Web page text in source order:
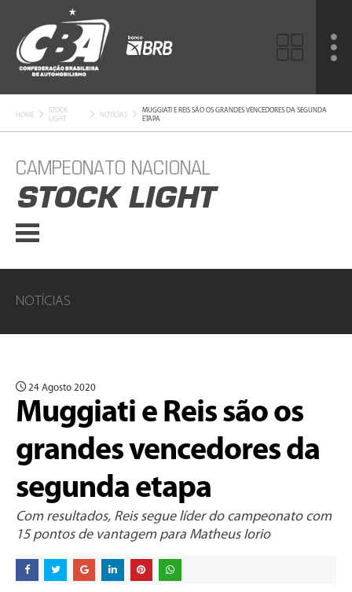
HOME
STOCK
LIGHT
NOTÍCIAS
MUGGIATI E REIS SÃO OS GRANDES VENCEDORES DA SEGUNDA
ETAPA
CAMPEONATO NACIONAL
STOCK LIGHT
NOTÍCIAS
24 Agosto 2020
Muggiati e Reis são os
grandes vencedores da
segunda etapa
Com resultados, Reis segue líder do campeonato com
15 pontos de vantagem para Matheus Iorio